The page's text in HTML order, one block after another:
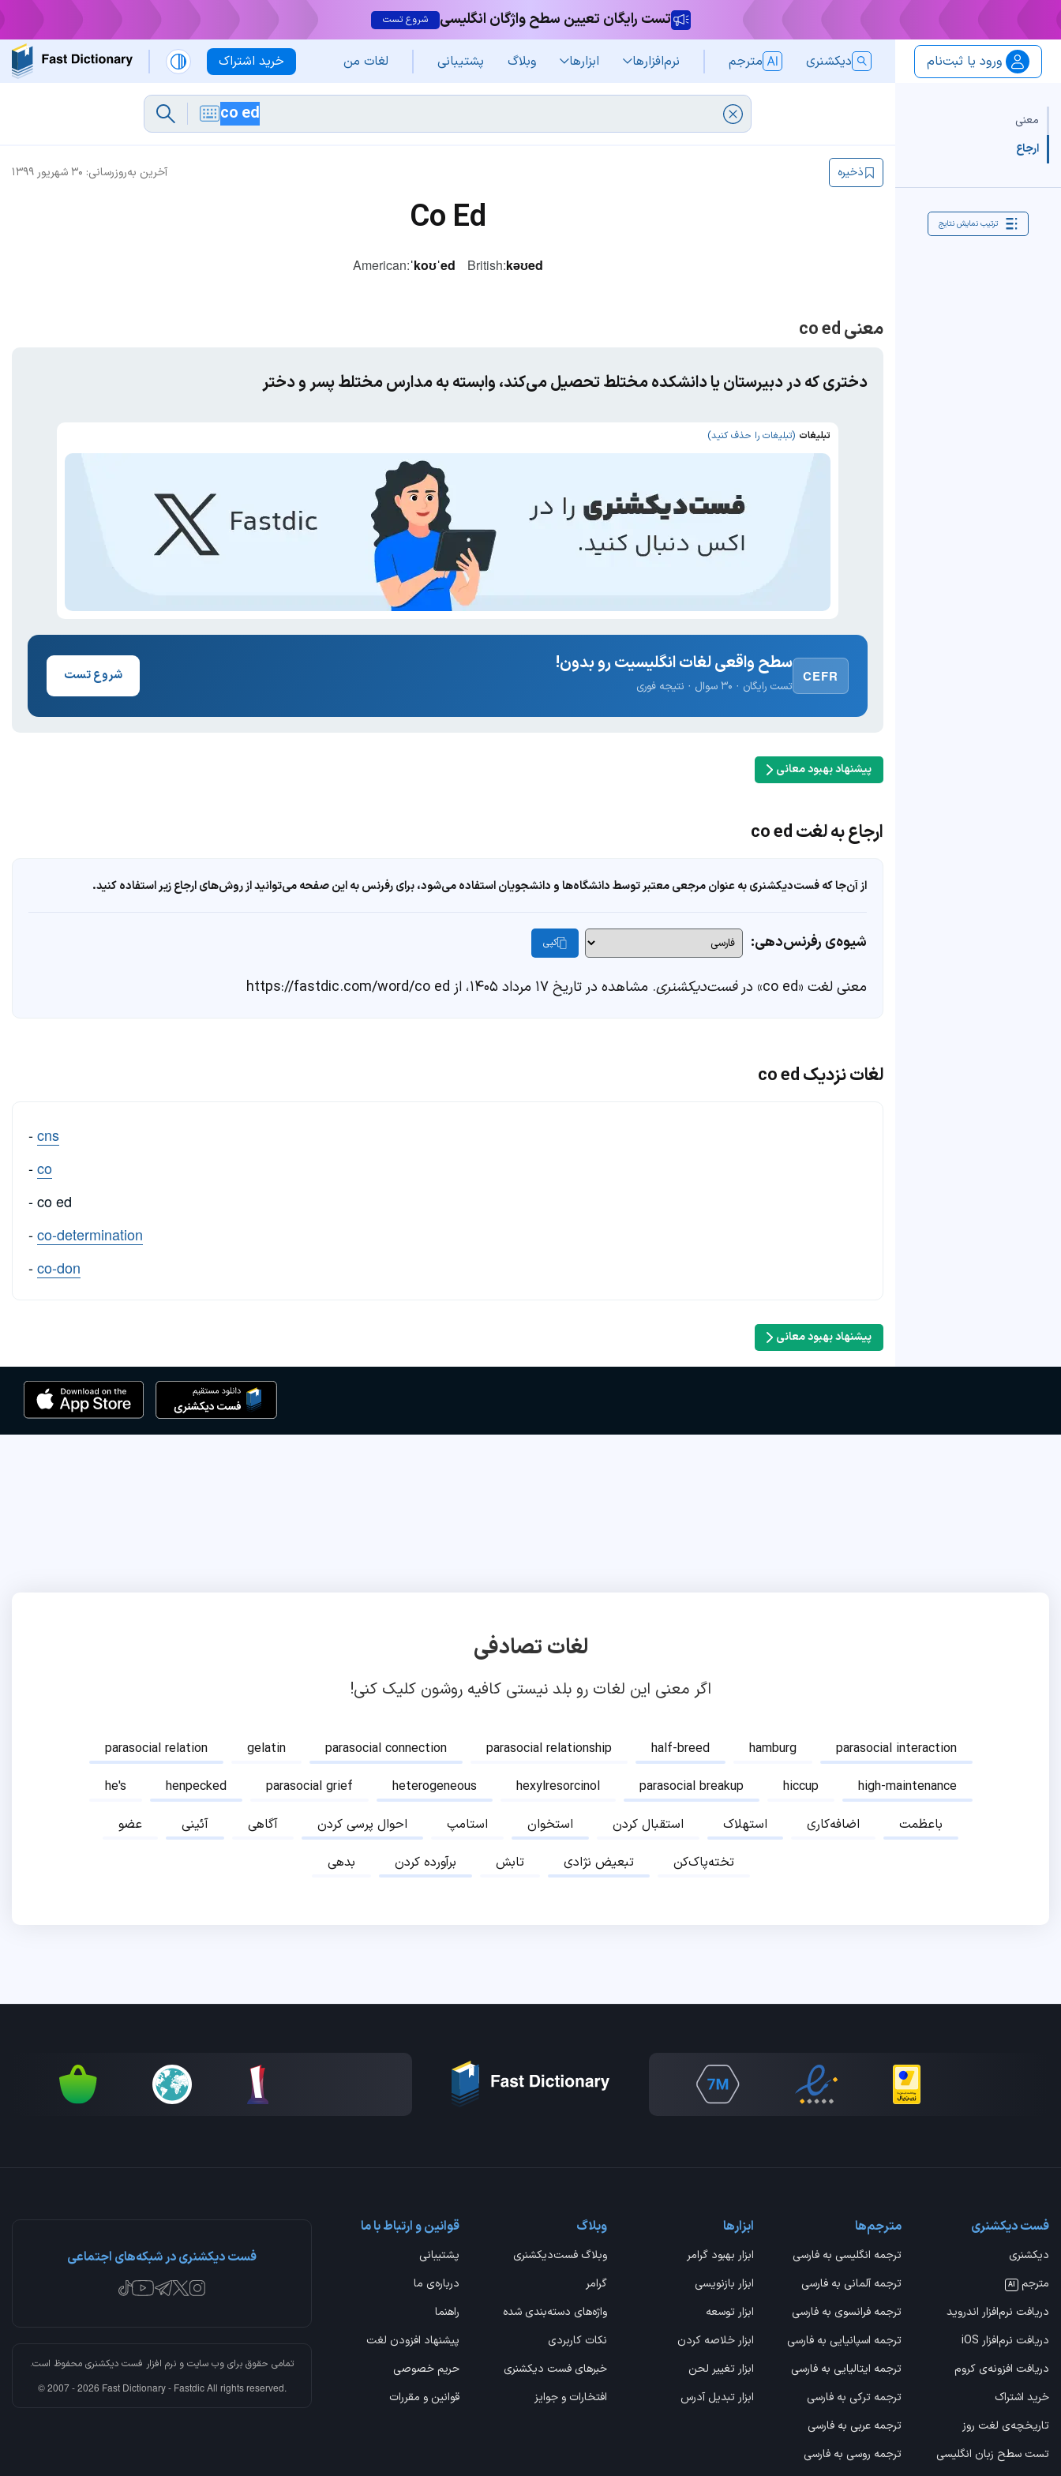
تست رایگان تعیین سطح واژگان انگلیسی شروع تست
خرید اشتراک ورود یا ثبت‌نام دیکشنری مترجم نرم‌افزار‌ها ابزارها وبلاگ پشتیبانی لغات من
معنی
ارجاع
ترتیب نمایش نتایج
آخرین به‌روزرسانی: ۳۰ شهریور ۱۳۹۹ ذخیره
Co Ed
American:ˈkoʊˈed British:kəʊed
معنی co ed
دختری که در دبیرستان یا دانشکده مختلط تحصیل می‌کند، وابسته به مدارس مختلط پسر و دختر
تبلیغات (تبلیغات را حذف کنید)
CEFR
سطح واقعی لغات انگلیسیت رو بدون!
تست رایگان · ۳۰ سوال · نتیجه فوری
شروع تست
پیشنهاد بهبود معانی
ارجاع به لغت co ed
از آن‌جا که فست‌دیکشنری به عنوان مرجعی معتبر توسط دانشگاه‌ها و دانشجویان استفاده می‌شود، برای رفرنس به این صفحه می‌توانید از روش‌های ارجاع زیر استفاده کنید.
شیوه‌ی رفرنس‌دهی: کپی
معنی لغت «co ed» در فست‌دیکشنری. مشاهده در تاریخ ۱۷ مرداد ۱۴۰۵، از https://fastdic.com/word/co ed
لغات نزدیک co ed
-cns
-co
- co ed
-co-determination
-co-don
پیشنهاد بهبود معانی
لغات تصادفی
اگر معنی این لغات رو بلد نیستی کافیه روشون کلیک کنی!
parasocial relation gelatin parasocial connection parasocial relationship half-breed hamburg
parasocial interaction
he's
henpecked parasocial grief heterogeneous hexylresorcinol parasocial breakup hiccup
high-maintenance
عضو
آئینی آگاهی احوال پرسی کردن استامپ استخوان استقبال کردن استهلاک اضافه‌کاری
باعظمت
بدهی
برآورده کردن تابش تبعیض نژادی تخته‌پاک‌کن
فست دیکشنری
دیکشنری
مترجم
AI
دریافت نرم‌افزار اندروید
دریافت نرم‌افزار iOS
دریافت افزونه‌ی کروم
خرید اشتراک
تاریخچه‌ی لغت روز
تست سطح زبان انگلیسی
مترجم‌ها
ترجمه انگلیسی به فارسی
ترجمه آلمانی به فارسی
ترجمه فرانسوی به فارسی
ترجمه اسپانیایی به فارسی
ترجمه ایتالیایی به فارسی
ترجمه ترکی به فارسی
ترجمه عربی به فارسی
ترجمه روسی به فارسی
ابزارها
ابزار بهبود گرامر
ابزار بازنویسی
ابزار توسعه
ابزار خلاصه کردن
ابزار تغییر لحن
ابزار تبدیل آدرس
وبلاگ
وبلاگ فست‌دیکشنری
گرامر
واژه‌های دسته‌بندی شده
نکات کاربردی
خبرهای فست دیکشنری
افتخارات و جوایز
قوانین و ارتباط با ما
پشتیبانی
درباره‌ی ما
راهنما
پیشنهاد افزودن لغت
حریم خصوصی
قوانین و مقررات
فست دیکشنری در شبکه‌های اجتماعی
تمامی حقوق برای وب سایت و نرم افزار فست دیکشنریمحفوظ است.
© 2007 - 2026 Fast Dictionary - Fastdic All rights reserved.